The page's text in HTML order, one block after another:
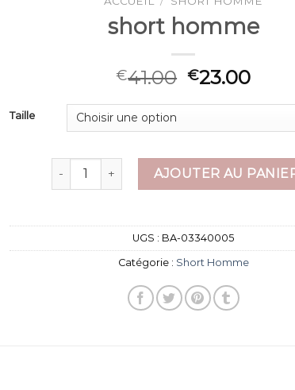
short homme
€41.00 €23.00
Taille
quantité de short homme
AJOUTER AU
UGS : BA-03340005
Catégorie : Short Homme